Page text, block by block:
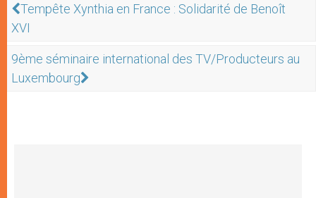
Tempête Xynthia en France : Solidarité de Benoît
XVI
9ème séminaire international des TV/Producteurs au
Luxembourg